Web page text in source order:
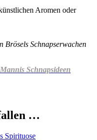
Aromen oder
Brösels Schnapserwachen
Schnapsideen
…